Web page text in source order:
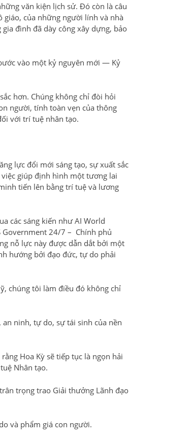
văn kiện lịch sử. Đó còn là câu
giáo, của những người lính và nhà
đình đã dày công xây dựng, bảo
vào một kỷ nguyên mới — Kỷ
hơn. Chúng không chỉ đòi hỏi
người, tính toàn vẹn của thông
với trí tuệ nhân tạo.
lực đổi mới sáng tạo, sự xuất sắc
giúp định hình một tương lai
tiến lên bằng trí tuệ và lương
các sáng kiến như AI World
Government 24/7 – Chính phủ
nỗ lực này được dẫn dắt bởi một
hướng bởi đạo đức, tự do phải
chúng tôi làm điều đó không chỉ
ninh, tự do, sự tái sinh của nền
Hoa Kỳ sẽ tiếp tục là ngọn hải
Nhân tạo.
trọng trao Giải thưởng Lãnh đạo
và phẩm giá con người.